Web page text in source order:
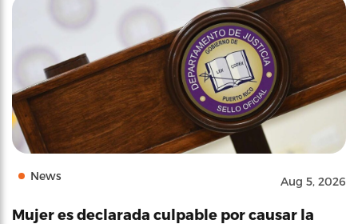
News Aug 5, 2026
Mujer es declarada culpable por causar la